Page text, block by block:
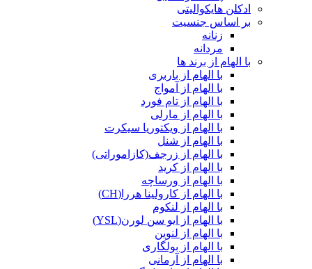
ادکلن هایکوالیتی
بر اساس جنسیت
زنانه
مردانه
با الهام از برند ها
با الهام از باربری
با الهام از آمواج
با الهام از تام فورد
با الهام از مارلی
با الهام از ویکتوریا سیکرت
با الهام از شنل
با الهام از زرجف(کازاموراتی)
با الهام از کرید
با الهام از ورساچه
با الهام از کارولینا هررا(CH)
با الهام از لنکوم
با الهام از ایو سن لورن(YSL)
با الهام از لنوین
با الهام از بولگاری
با الهام از آرمانی